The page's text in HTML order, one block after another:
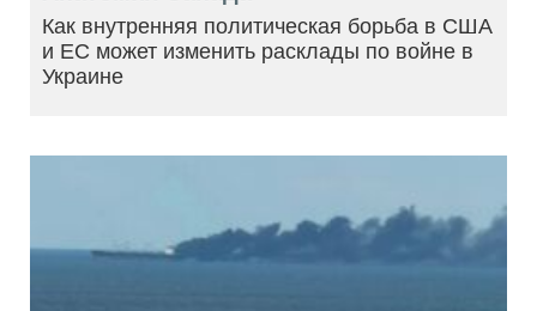
Как внутренняя политическая борьба в США
и ЕС может изменить расклады по войне в
Украине